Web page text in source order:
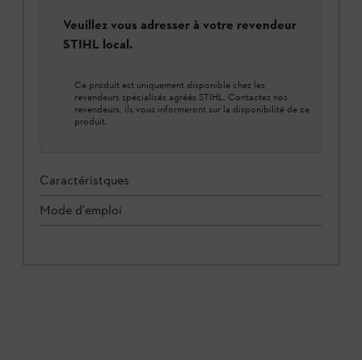
Veuillez vous adresser à votre revendeur
STIHL local.
Ce produit est uniquement disponible chez les
revendeurs spécialisés agréés STIHL. Contactez nos
revendeurs, ils vous informeront sur la disponibilité de ce
produit.
Caractéristques
Mode d'emploi